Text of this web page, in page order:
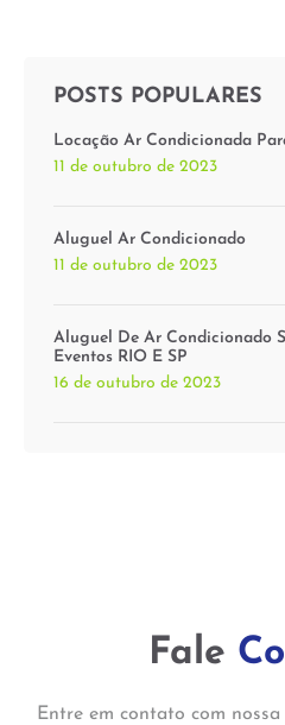
POSTS POPULARES
Locação Ar Condicionada
11 de outubro de 2023
Aluguel Ar Condicionado
11 de outubro de 2023
Aluguel De Ar Condicionado
Eventos RIO E SP
16 de outubro de 2023
Fale
Entre em contato com